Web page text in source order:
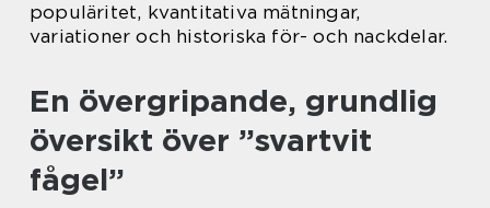
populäritet, kvantitativa mätningar,
variationer och historiska för- och nackdelar.
En övergripande, grundlig
översikt över ”svartvit
fågel”